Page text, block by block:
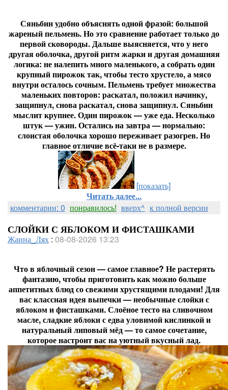
Сяньбин удобно объяснять одной фразой: большой
жареный пельмень. Но это сравнение работает только до
первой сковороды. Дальше выясняется, что у него
другая оболочка, другой ритм жарки и другая домашняя
логика: не налепить много маленького, а собрать один
крупный пирожок так, чтобы тесто хрустело, а мясо
внутри осталось сочным. Пельмень требует множества
маленьких повторов: раскатал, положил начинку,
защипнул, снова раскатал, снова защипнул. Сяньбин
мыслит крупнее. Один пирожок — уже еда. Несколько
штук — ужин. Остались на завтра — нормально:
слоистая оболочка хорошо переживает разогрев. Но
главное отличие всё-таки не в размере.
[показать]
Читать далее...
комментарии: 0 понравилось! вверх^ к полной версии
СЛОЙКИ С ЯБЛОКОМ И ФИСТАШКАМИ
Жанна_Лях : 08-08-2026 13:23
Что в яблочный сезон — самое главное? Не растерять
фантазию, чтобы приготовить как можно больше
аппетитных блюд со свежими хрустящими плодами! Для
вас классная идея выпечки — необычные слойки с
яблоком и фисташками. Слоёное тесто на сливочном
масле, сладкие яблоки с едва уловимой кислинкой и
натуральный липовый мёд — то самое сочетание,
которое настроит вас на уютный вкусный лад.